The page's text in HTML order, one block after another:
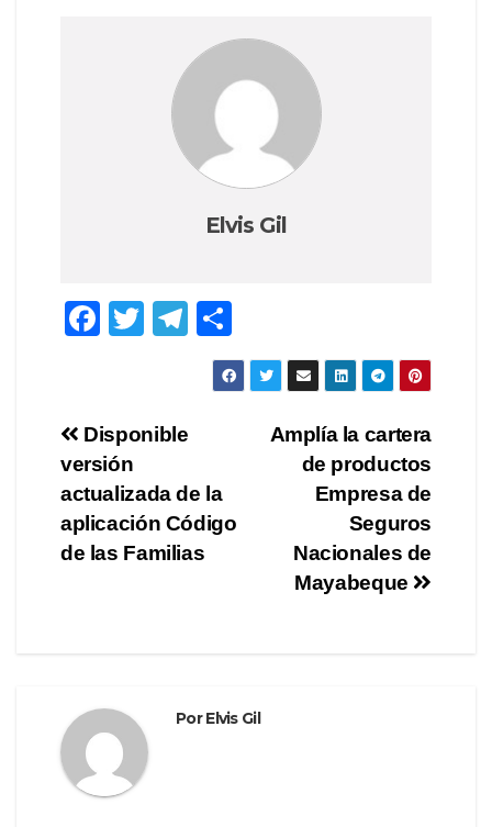
Elvis Gil
F
e
b
o
o
k
T
er
T
el
m
o
m
Navegación
de
entradas
Amplía la cartera
de productos
Empresa de
Seguros
Nacionales de
Mayabeque
Disponible
versión
actualizada de la
aplicación Código
de las Familias
PorElvis Gil